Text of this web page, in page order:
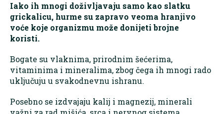
Iako ih mnogi doživljavaju samo kao slatku
grickalicu, hurme su zapravo veoma hranjivo
voće koje organizmu može donijeti brojne
koristi.
Bogate su vlaknima, prirodnim šećerima,
vitaminima i mineralima, zbog čega ih mnogi rado
uključuju u svakodnevnu ishranu.
Posebno se izdvajaju kalij i magnezij, minerali